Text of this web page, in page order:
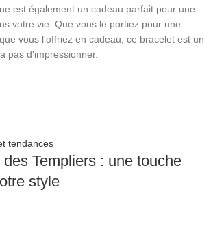
est également un cadeau parfait pour une
votre vie. Que vous le portiez pour une
vous l'offriez en cadeau, ce bracelet est un
pas d'impressionner.
tendances
Templiers : une touche
style